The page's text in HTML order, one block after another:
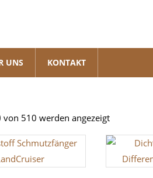
UNS KONTAKT
von 510 werden angezeigtNach
Beliebtheit
sortiert